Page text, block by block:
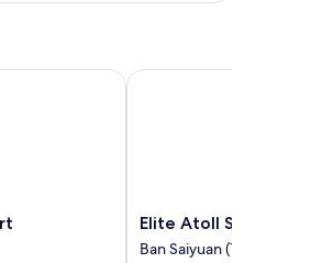
Elite
Atoll
Elite Atoll Serviced
Ban Saiyuan (1)
Elite Atoll Serviced